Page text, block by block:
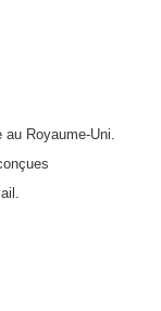
Royaume-Uni.